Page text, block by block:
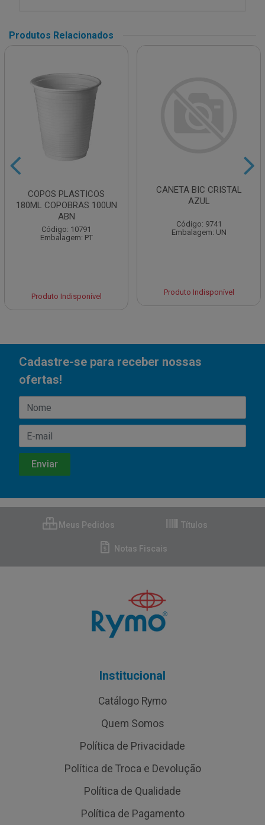
Produtos Relacionados
COPOS PLASTICOS
180ML COPOBRAS 100UN
ABN
Código: 10791
Embalagem: PT
Produto Indisponível
CANETA BIC CRISTAL
AZUL
Código: 9741
Embalagem: UN
Produto Indisponível
Cadastre-se para receber nossas
ofertas!
Meus Pedidos Títulos
Notas Fiscais
Institucional
Catálogo Rymo
Quem Somos
Política de Privacidade
Política de Troca e Devolução
Política de Qualidade
Política de Pagamento